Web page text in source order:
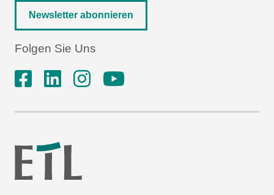
Newsletter abonnieren
Folgen Sie Uns